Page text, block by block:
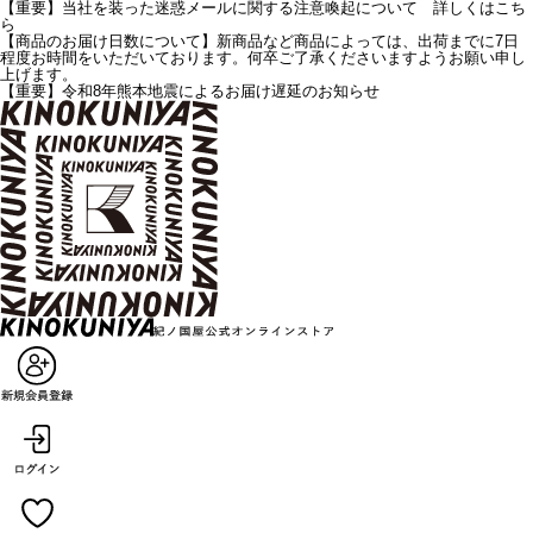
【重要】当社を装った迷惑メールに関する注意喚起について 詳しくはこち
ら
【商品のお届け日数について】新商品など商品によっては、出荷までに7日
程度お時間をいただいております。何卒ご了承くださいますようお願い申し
上げます。
【重要】令和8年熊本地震によるお届け遅延のお知らせ